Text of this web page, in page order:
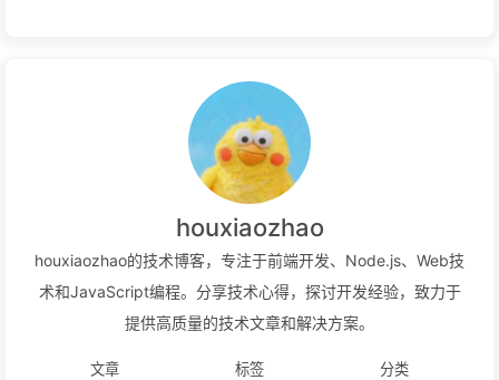
houxiaozhao
houxiaozhao的技术博客，专注于前端开发、Node.js、Web技
术和JavaScript编程。分享技术心得，探讨开发经验，致力于
提供高质量的技术文章和解决方案。
文章 标签 分类